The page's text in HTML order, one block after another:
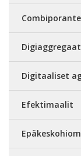
Digitaaliset
Efektimaalit